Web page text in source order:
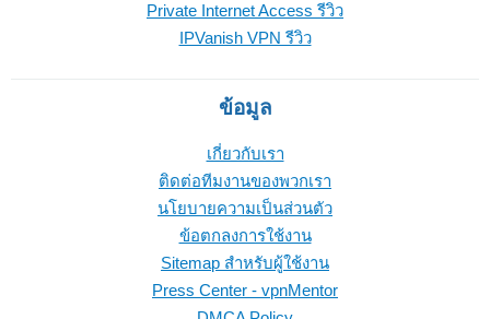
Private Internet Access รีวิว
IPVanish VPN รีวิว
ข้อมูล
เกี่ยวกับเรา
ติดต่อทีมงานของพวกเรา
นโยบายความเป็นส่วนตัว
ข้อตกลงการใช้งาน
Sitemap สำหรับผู้ใช้งาน
Press Center - vpnMentor